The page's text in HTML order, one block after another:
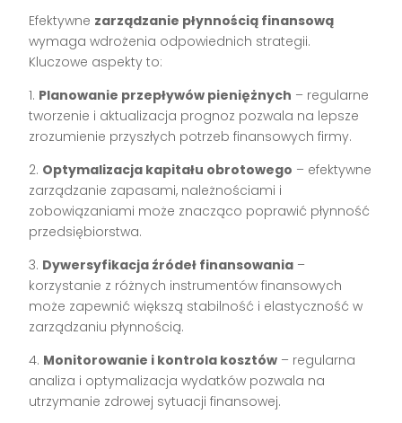
Efektywne zarządzanie płynnością finansową
wymaga wdrożenia odpowiednich strategii.
Kluczowe aspekty to:
1. Planowanie przepływów pieniężnych – regularne
tworzenie i aktualizacja prognoz pozwala na lepsze
zrozumienie przyszłych potrzeb finansowych firmy.
2. Optymalizacja kapitału obrotowego – efektywne
zarządzanie zapasami, należnościami i
zobowiązaniami może znacząco poprawić płynność
przedsiębiorstwa.
3. Dywersyfikacja źródeł finansowania –
korzystanie z różnych instrumentów finansowych
może zapewnić większą stabilność i elastyczność w
zarządzaniu płynnością.
4. Monitorowanie i kontrola kosztów – regularna
analiza i optymalizacja wydatków pozwala na
utrzymanie zdrowej sytuacji finansowej.